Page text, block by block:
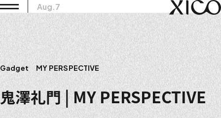
Aug.7
Gadget MY PERSPECTIVE
鬼澤礼門 | MY PERSPECTIVE